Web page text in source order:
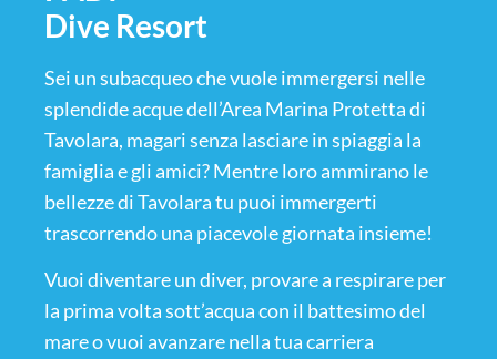
Dive Resort
Sei un subacqueo che vuole immergersi nelle
splendide acque dell’Area Marina Protetta di
Tavolara, magari senza lasciare in spiaggia la
famiglia e gli amici? Mentre loro ammirano le
bellezze di Tavolara tu puoi immergerti
trascorrendo una piacevole giornata insieme!
Vuoi diventare un diver, provare a respirare per
la prima volta sott’acqua con il battesimo del
mare o vuoi avanzare nella tua carriera